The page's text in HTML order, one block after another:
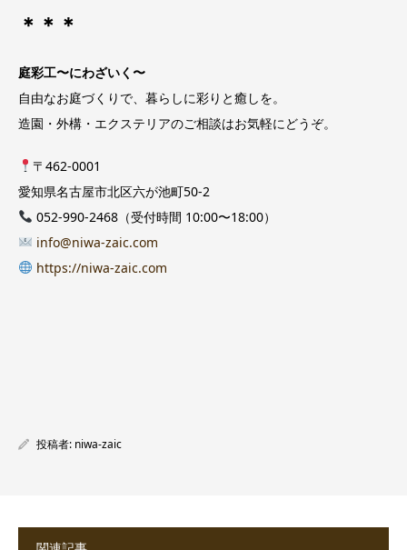
＊＊＊
庭彩工〜にわざいく〜
自由なお庭づくりで、暮らしに彩りと癒しを。
造園・外構・エクステリアのご相談はお気軽にどうぞ。
〒462-0001
愛知県名古屋市北区六が池町50-2
052-990-2468（受付時間 10:00〜18:00）
info@niwa-zaic.com
https://niwa-zaic.com
投稿者: niwa-zaic